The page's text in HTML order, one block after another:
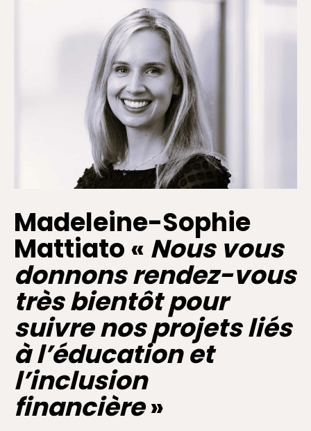
Madeleine-Sophie
Mattiato « Nous vous
donnons rendez-vous
très bientôt pour
suivre nos projets liés
à l’éducation et
l’inclusion
financière»